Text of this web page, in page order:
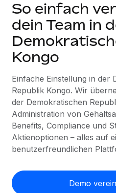
WELTWEITE
Globale Payroll
Einfache, rechtssicher
Employer of Record
Weltweites Wachstum
Contractor of Record
Rechtssichere, weltweite
Contractor
Globales Onboarding und
Freelancer:innen
PEO
Auslagern von komplexen
Lösungen
WELTWEITE ABDECKUNG
Country Explorer
Länderspezifische
Explorer für US-
Einfache Einstellung in
Remote im Vergleich
Vergleiche mit unseren
Agile HR- und Payroll-
Ressourcen
TOOLS UND RECHNER
Länderspezifische
Personalkostenrechner
Länderspezifische
Abwicklungsfristen für
Preise
Deutsch
English
Nederlands
Français
So einfach
dein Team in
Kongo
Einfache Einstellung in der
Republik Kongo. Wir
der Demokratischen
Administration von
Benefits, Compliance und
Aktienoptionen – alles auf
benutzerfreundlichen
Demo